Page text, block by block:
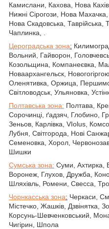
Камислани, Кахова, Нова
Нижні Сірогози, Нова
Нова Скадовська,
Чаплинка, .
Цероградська зона:
Вольний, Гайворон,
Козольщина, Компанеєвка,
Новаархангельск,
Оленятивка, Оржица,
Світловодськ, Ульяновка,
Полтавська зона: Полтава,
Сорочинці, ґадзяч, Глобино,
Зеньов, Карлівка, VIolus,
Лубня, Світгорода, Нові
Семеновка, Хорол,
Шишки
Сумська зона: Суми, Ахтирка,
Воронеж, Глухов, Дружба,
Шляхівль, Ромени, Свесса,
Чорнкасська зона: Черкаси,
Містечко, Жашків, Дзвінятка,
Корсунь-Шевченковський,
Чигірин, Шпола